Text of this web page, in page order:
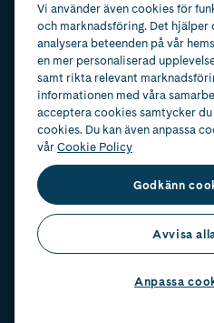
Vi använder även cookies för
och marknadsföring. Det hjälper
analysera beteenden på vår
en mer personaliserad
samt rikta relevant
informationen med våra
acceptera cookies samtycker
cookies. Du kan även anpassa
vårCookie Policy
Godkänn
Avvisa
Anpassa